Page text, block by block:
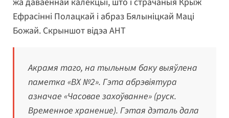
Ефрасінні Полацкай і абраз Бялыніцкай Маці
Божай. Скрыншот відэа АНТ
Акрамя таго, на тыльным баку выяўлена
паметка «ВХ №2». Гэта абрэвіятура
азначае «Часовае захоўванне» (руск.
Временное хранение). Гэтая дэталь дала